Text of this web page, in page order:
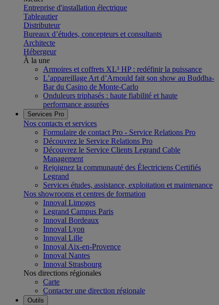
Entreprise d'installation électrique
Tableautier
Distributeur
Bureaux d’études, concepteurs et consultants
Architecte
Hébergeur
À la une
Armoires et coffrets XL³ HP : redéfinir la puissance
L’appareillage Art d’Arnould fait son show au Buddha-
Bar du Casino de Monte-Carlo
Onduleurs triphasés : haute fiabilité et haute
performance assurées
Services Pro
Nos contacts et services
Formulaire de contact Pro - Service Relations Pro
Découvrez le Service Relations Pro
Découvrez le Service Clients Legrand Cable
Management
Rejoignez la communauté des Électriciens Certifiés
Legrand
Services études, assistance, exploitation et maintenance
Nos showrooms et centres de formation
Innoval Limoges
Legrand Campus Paris
Innoval Bordeaux
Innoval Lyon
Innoval Lille
Innoval Aix-en-Provence
Innoval Nantes
Innoval Strasbourg
Nos directions régionales
Carte
Contacter une direction régionale
Outils